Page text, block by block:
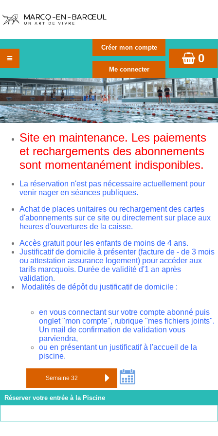
0
Site en maintenance. Les paiements
et rechargements des abonnements
sont momentanément indisponibles.
La réservation n'est pas nécessaire actuellement pour
venir nager en séances publiques.
Achat de places unitaires ou rechargement des cartes
d'abonnements sur ce site ou directement sur place aux
heures d'ouvertures de la caisse.
Accès gratuit pour les enfants de moins de 4 ans.
Justificatif de domicile à présenter (facture de - de 3 mois
ou attestation assurance logement) pour accéder aux
tarifs marcquois. Durée de validité d'1 an après
validation.
Modalités de dépôt du justificatif de domicile :
en vous connectant sur votre compte abonné puis
onglet "mon compte", rubrique "mes fichiers joints".
Un mail de confirmation de validation vous
parviendra,
ou en présentant un justificatif à l'accueil de la
piscine.
Réserver votre entrée à la Piscine